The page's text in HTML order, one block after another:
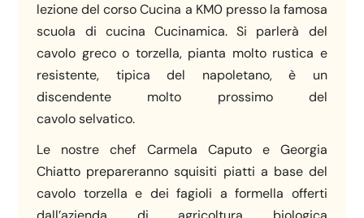
lezione del corso Cucina a KM0 presso la famosa
scuola di cucina Cucinamica. Si parlerà del
cavolo greco o torzella, pianta molto rustica e
resistente, tipica del napoletano, è un
discendente molto prossimo del
cavolo selvatico.
Le nostre chef Carmela Caputo e Georgia
Chiatto prepareranno squisiti piatti a base del
cavolo torzella e dei fagioli a formella offerti